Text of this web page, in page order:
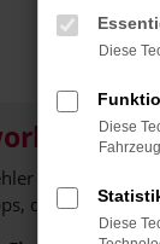
Error
aufgetreten.
die dir helfen
Diese
Diese
Diese